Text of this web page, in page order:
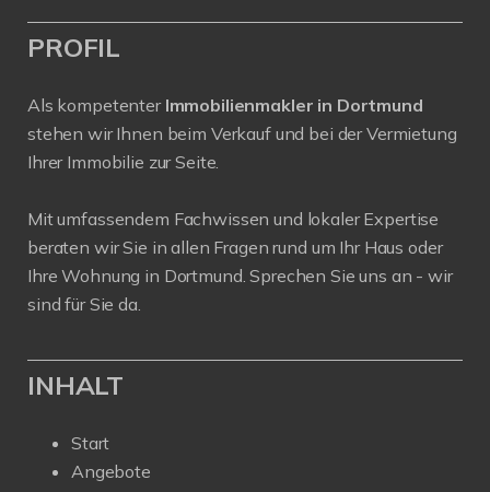
PROFIL
Als kompetenter Immobilienmakler in Dortmund
stehen wir Ihnen beim Verkauf und bei der Vermietung
Ihrer Immobilie zur Seite.
Mit umfassendem Fachwissen und lokaler Expertise
beraten wir Sie in allen Fragen rund um Ihr Haus oder
Ihre Wohnung in Dortmund. Sprechen Sie uns an - wir
sind für Sie da.
INHALT
Start
Angebote